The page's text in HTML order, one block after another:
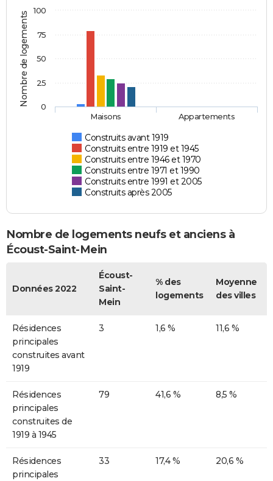
Nombre de logements
Construits avant 1919
Construits entre 1919 et 1945
Construits entre 1946 et 1970
Construits entre 1971 et 1990
Construits entre 1991 et 2005
Construits après 2005
Maisons Appartements
0
25
50
75
100
Nombre de logements neufs et anciens à
Écoust-Saint-Mein
Données 2022
Écoust-
Saint-
Mein
% des
logements
Moyenne
des villes
Résidences
principales
construites avant
1919
3 1,6 % 11,6 %
Résidences
principales
construites de
1919 à 1945
79 41,6 % 8,5 %
Résidences
principales
33 17,4 % 20,6 %